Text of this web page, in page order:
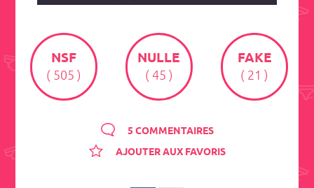
NSF
( 505 )
NULLE
( 45 )
FAKE
( 21 )
5 COMMENTAIRES
AJOUTER AUX FAVORIS